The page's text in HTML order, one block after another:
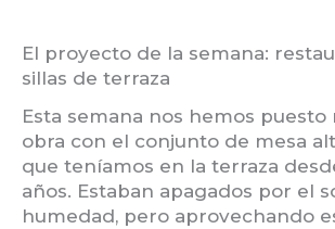
El proyecto de la semana:
sillas de terraza
Esta semana nos hemos puesto
obra con el conjunto de mesa
que teníamos en la terraza
años. Estaban apagados por el
humedad, pero aprovechando